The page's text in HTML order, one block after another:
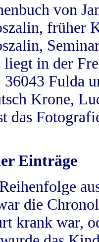
von
früher
liegt in der
36043 Fulda
Krone,
das
Einträge
die
krank war,